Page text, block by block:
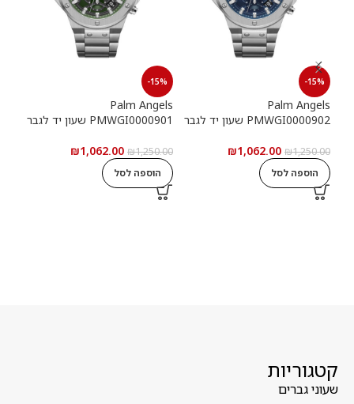
-15%
Palm Angels
PMWGI0000902 שעון יד לגבר
₪1,250.00
₪1,062.00
הוספה לסל
-15%
Palm Angels
PMWGI0000901 שעון יד לגבר
₪1,250.00
₪1,062.00
הוספה לסל
קטגוריות
שעוני גברים